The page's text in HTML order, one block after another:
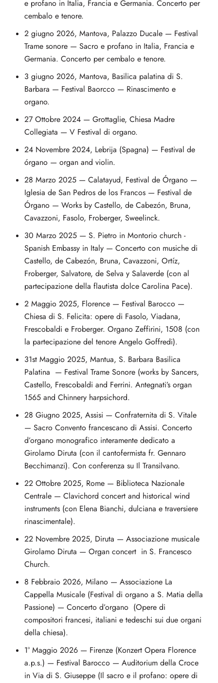
e profano in Italia, Francia e Germania. Concerto per
cembalo e tenore.
2 giugno 2026, Mantova, Palazzo Ducale — Festival
Trame sonore — Sacro e profano in Italia, Francia e
Germania. Concerto per cembalo e tenore.
3 giugno 2026, Mantova, Basilica palatina di S.
Barbara — Festival Baorcco — Rinascimento e
organo.
27 Ottobre 2024 — Grottaglie, Chiesa Madre
Collegiata — V Festival di organo.
24 Novembre 2024, Lebrija (Spagna) — Festival de
órgano — organ and violin.
28 Marzo 2025 — Calatayud, Festival de Órgano —
Iglesia de San Pedros de los Francos — Festival de
Órgano — Works by Castello, de Cabezón, Bruna,
Cavazzoni, Fasolo, Froberger, Sweelinck.
30 Marzo 2025 — S. Pietro in Montorio church -
Spanish Embassy in Italy — Concerto con musiche di
Castello, de Cabezón, Bruna, Cavazzoni, Ortíz,
Froberger, Salvatore, de Selva y Salaverde (con al
partecipazione della flautista dolce Carolina Pace).
2 Maggio 2025, Florence — Festival Barocco —
Chiesa di S. Felicita: opere di Fasolo, Viadana,
Frescobaldi e Froberger. Organo Zeffirini, 1508 (con
la partecipazione del tenore Angelo Goffredi).
31st Maggio 2025, Mantua, S. Barbara Basilica
Palatina — Festival Trame Sonore (works by Sancers,
Castello, Frescobaldi and Ferrini. Antegnati’s organ
1565 and Chinnery harpsichord.
28 Giugno 2025, Assisi — Confraternita di S. Vitale
— Sacro Convento francescano di Assisi. Concerto
d’organo monografico interamente dedicato a
Girolamo Diruta (con il cantofermista fr. Gennaro
Becchimanzi). Con conferenza su Il Transilvano.
22 Ottobre 2025, Rome — Biblioteca Nazionale
Centrale — Clavichord concert and historical wind
instruments (con Elena Bianchi, dulciana e traversiere
rinascimentale).
22 Novembre 2025, Diruta — Associazione musicale
Girolamo Diruta — Organ concert in S. Francesco
Church.
8 Febbraio 2026, Milano — Associazione La
Cappella Musicale (Festival di organo a S. Matia della
Passione) — Concerto d’organo (Opere di
compositori francesi, italiani e tedeschi sui due organi
della chiesa).
1° Maggio 2026 — Firenze (Konzert Opera Florence
a.p.s.) — Festival Barocco — Auditorium della Croce
in Via di S. Giuseppe (Il sacro e il profano: opere di